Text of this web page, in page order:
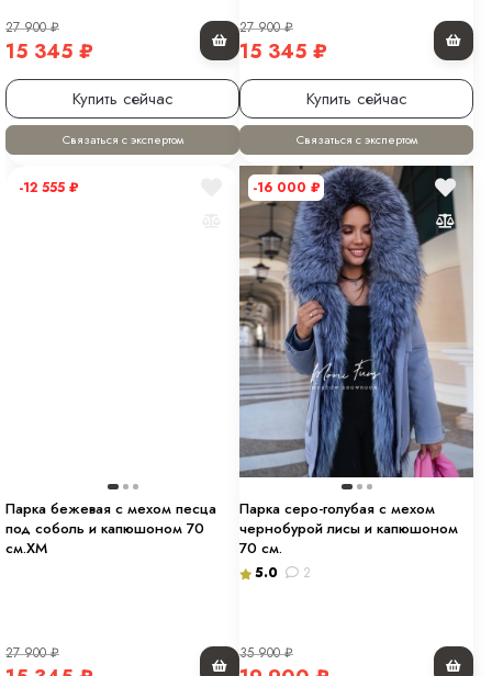
27 900₽
15 345 ₽
Купить сейчас
Связаться с экспертом
27 900₽
15 345 ₽
Купить сейчас
Связаться с экспертом
-12 555 ₽
Парка бежевая с мехом песца
под соболь и капюшоном 70
см.ХМ
27 900₽
-16 000 ₽
Парка серо-голубая с мехом
чернобурой лисы и капюшоном
70 см.
5.0 2
35 900₽